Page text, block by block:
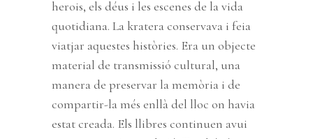
herois, els déus i les escenes de la vida
quotidiana. La kratera conservava i feia
viatjar aquestes històries. Era un objecte
material de transmissió cultural, una
manera de preservar la memòria i de
compartir-la més enllà del lloc on havia
estat creada. Els llibres continuen avui